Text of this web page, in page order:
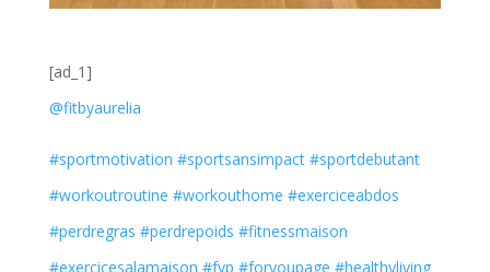
[ad_1]
@fitbyaurelia
#sportmotivation #sportsansimpact #sportdebutant
#workoutroutine #workouthome #exerciceabdos
#perdregras #perdrepoids #fitnessmaison
#exercicesalamaison #fyp #foryoupage #healthyliving